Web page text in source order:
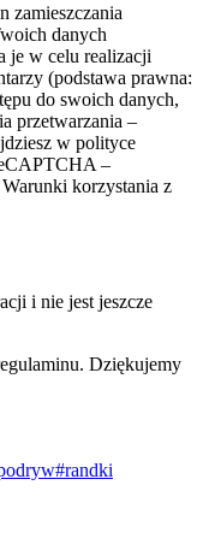
zamieszczania
danych
je w celu realizacji
(podstawa prawna:
do swoich danych,
przetwarzania –
w polityce
–
korzystania z
i nie jest jeszcze
Dziękujemy
#randki